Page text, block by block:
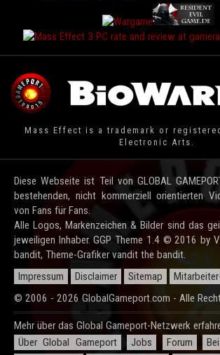
Mass Effect is a trademark or
Electronic Arts.
Diese Webseite ist Teil von GLOBAL
bestehenden, nicht kommerziell orientierten
von Fans für Fans.
Alle Logos, Markenzeichen & Bilder sind das
jeweiligen Inhaber. GGP Theme 1.4 © 2016 by
bandit, Theme-Grafiker vandit the bandit.
Impressum
Disclaimer Sitemap
© 2006 - 2026 GlobalGameport.com - Alle
Mehr über das Global Gameport-Netzwerk
Über Global Gameport
Jobs Forum